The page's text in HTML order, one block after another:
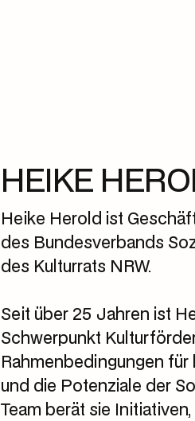
HEIKE
Heike Herold ist
des Bundesverbands
des Kulturrats NRW.
Seit über 25 Jahren ist
Schwerpunkt
Rahmenbedingungen
und die Potenziale der
Team berät sie